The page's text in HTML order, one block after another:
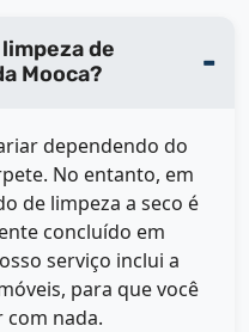
de
Mooca?
dependendo do
No entanto, em
de limpeza a seco é
concluído em
serviço inclui a
para que você
com nada.